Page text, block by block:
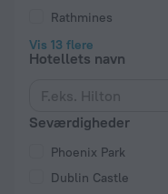
Rathmines
Vis 13 flere
Hotellets navn
Seværdigheder
Phoenix Park
Dublin Castle